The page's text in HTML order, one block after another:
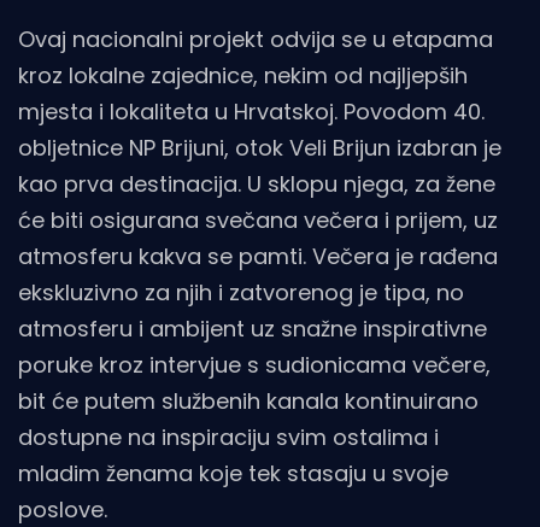
Ovaj nacionalni projekt odvija se u etapama
kroz lokalne zajednice, nekim od najljepših
mjesta i lokaliteta u Hrvatskoj. Povodom 40.
obljetnice NP Brijuni, otok Veli Brijun izabran je
kao prva destinacija. U sklopu njega, za žene
će biti osigurana svečana večera i prijem, uz
atmosferu kakva se pamti. Večera je rađena
ekskluzivno za njih i zatvorenog je tipa, no
atmosferu i ambijent uz snažne inspirativne
poruke kroz intervjue s sudionicama večere,
bit će putem službenih kanala kontinuirano
dostupne na inspiraciju svim ostalima i
mladim ženama koje tek stasaju u svoje
poslove.